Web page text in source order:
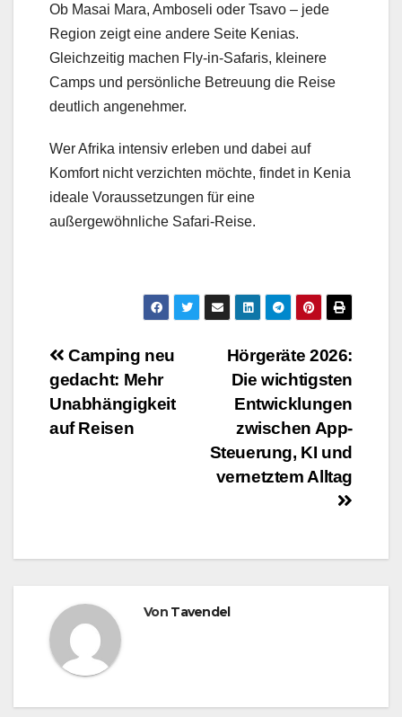
Ob Masai Mara, Amboseli oder Tsavo – jede
Region zeigt eine andere Seite Kenias.
Gleichzeitig machen Fly-in-Safaris, kleinere
Camps und persönliche Betreuung die Reise
deutlich angenehmer.
Wer Afrika intensiv erleben und dabei auf
Komfort nicht verzichten möchte, findet in Kenia
ideale Voraussetzungen für eine
außergewöhnliche Safari-Reise.
Beitragsnavigation
Hörgeräte 2026:
Die wichtigsten
Entwicklungen
zwischen App-
Steuerung, KI und
vernetztem Alltag
Camping neu
gedacht: Mehr
Unabhängigkeit
auf Reisen
Von Tavendel